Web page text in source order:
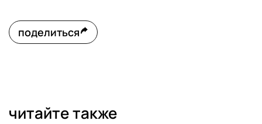
поделиться
читайте также